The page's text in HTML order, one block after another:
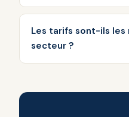
Les tarifs sont-ils
secteur ?